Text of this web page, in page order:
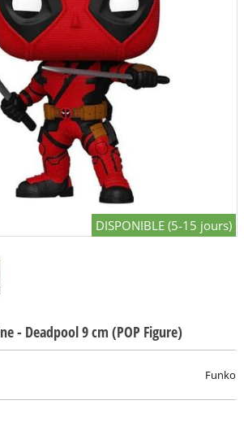
DISPONIBLE (5-15 jours)
- Deadpool 9 cm (POP Figure)
Funko